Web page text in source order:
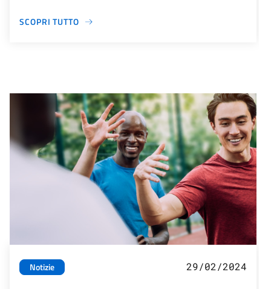
SCOPRI TUTTO
Notizie 29/02/2024